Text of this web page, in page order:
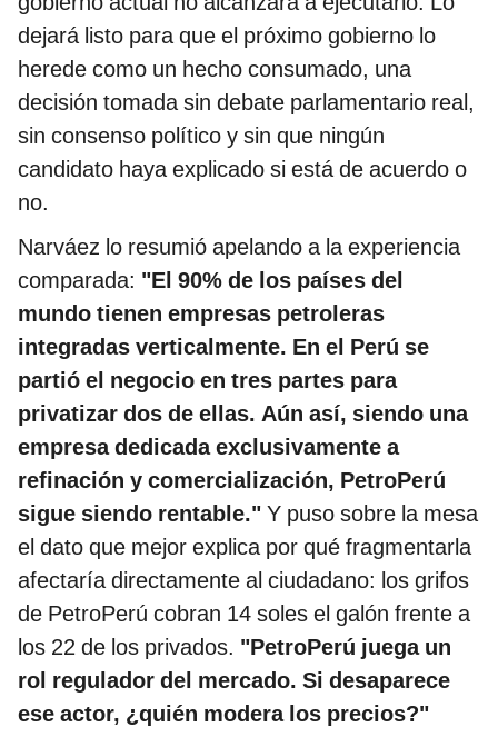
dejará listo para que el próximo gobierno lo
herede como un hecho consumado, una
decisión tomada sin debate parlamentario real,
sin consenso político y sin que ningún
candidato haya explicado si está de acuerdo o
no.
Narváez lo resumió apelando a la experiencia
comparada: "El 90% de los países del
mundo tienen empresas petroleras
integradas verticalmente. En el Perú se
partió el negocio en tres partes para
privatizar dos de ellas. Aún así, siendo una
empresa dedicada exclusivamente a
refinación y comercialización, PetroPerú
sigue siendo rentable." Y puso sobre la mesa
el dato que mejor explica por qué fragmentarla
afectaría directamente al ciudadano: los grifos
de PetroPerú cobran 14 soles el galón frente a
los 22 de los privados. "PetroPerú juega un
rol regulador del mercado. Si desaparece
ese actor, ¿quién modera los precios?"